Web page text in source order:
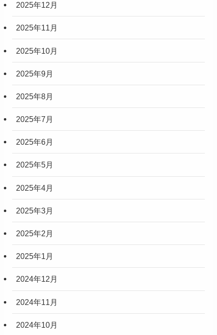
2025年12月
2025年11月
2025年10月
2025年9月
2025年8月
2025年7月
2025年6月
2025年5月
2025年4月
2025年3月
2025年2月
2025年1月
2024年12月
2024年11月
2024年10月